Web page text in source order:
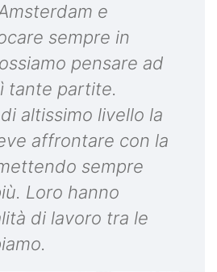
e
sempre in
pensare ad
tante partite.
altissimo livello la
affrontare con la
sempre
Loro hanno
di lavoro tra le